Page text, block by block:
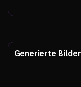
Generierte Bilder
Generierte Bilder